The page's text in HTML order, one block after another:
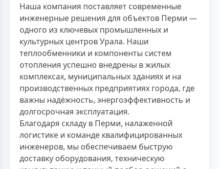
Наша компания поставляет современные
инженерные решения для объектов Перми —
одного из ключевых промышленных и
культурных центров Урала. Наши
теплообменники и компоненты систем
отопления успешно внедрены в жилых
комплексах, муниципальных зданиях и на
производственных предприятиях города, где
важны надёжность, энергоэффективность и
долгосрочная эксплуатация.
Благодаря складу в Перми, налаженной
логистике и команде квалифицированных
инженеров, мы обеспечиваем быструю
доставку оборудования, техническую